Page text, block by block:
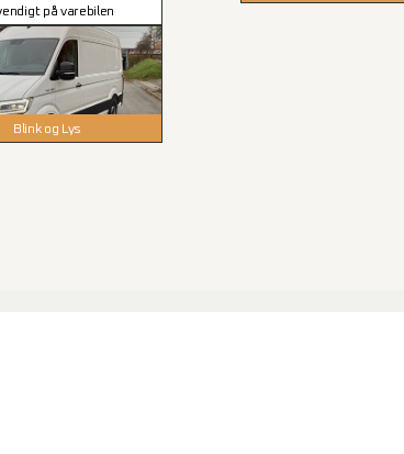
på varebilen
Blink og Lys